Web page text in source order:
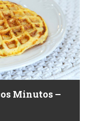
Minutos –